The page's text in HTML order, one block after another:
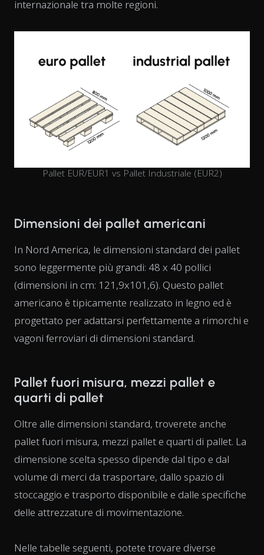
internazionale tra molte regioni.
Pallet EUR/EUR1 vs Pallet Industriale (EUR2)
Dimensioni dei pallet americani
In Nord America, le dimensioni standard dei pallet
sono leggermente più grandi: 48 x 40 pollici
(dimensioni in cm: 121,9x101,6). Questo pallet
americano è tipicamente realizzato in legno ed è
progettato per adattarsi perfettamente a rimorchi e
vagoni ferroviari di dimensioni standard.
Pallet fuori misura, mezzi pallet e
quarti di pallet
Oltre alle dimensioni standard, troverete anche
pallet fuori misura, mezzi pallet e quarti di pallet. La
dimensione scelta spesso dipende dal tipo e dal
volume di merci da trasportare, dallo spazio di
stoccaggio e trasporto disponibile e dalle specifiche
delle attrezzature di movimentazione.
Nelle tabelle seguenti, potete trovare diverse